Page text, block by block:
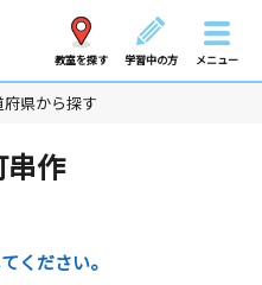
教室を探す 学習中の方 メニュー
府県から探す
作
ください。